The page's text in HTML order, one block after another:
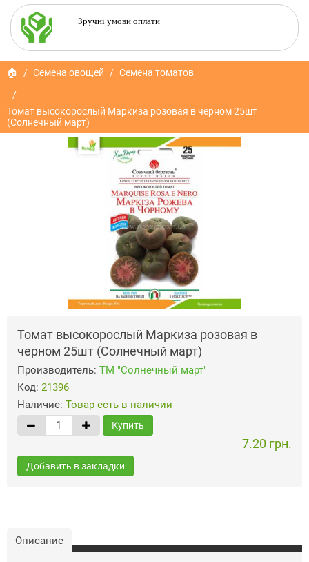
Зручні умови оплати
🏠 Семена овощей Семена томатов
Томат высокорослый Маркиза розовая в черном 25шт
(Солнечный март)
Томат высокорослый Маркиза розовая в
черном 25шт (Солнечный март)
Производитель: ТМ "Солнечный март"
Код: 21396
Наличие: Товар есть в наличии
Купить
7.20 грн.
Добавить в закладки
Описание